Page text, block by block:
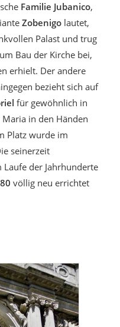
Familie Jubanico,
Zobenigo lautet,
Palast und trug
Bau der Kirche bei,
erhielt. Der andere
bezieht sich auf
für gewöhnlich in
in den Händen
Platz wurde im
seinerzeit
der Jahrhunderte
völlig neu errichtet